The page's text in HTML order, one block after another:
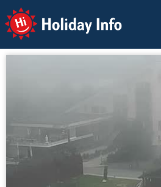
Holiday Info